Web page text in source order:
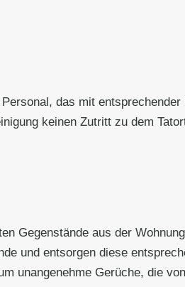
das mit
keinen Zutritt zu dem
Gegenstände aus der
und entsorgen diese
unangenehme Gerüche, die